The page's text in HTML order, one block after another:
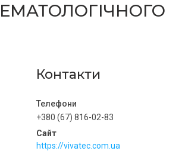
Контакти
+380 (67) 816-02-83
https://vivatec.com.ua